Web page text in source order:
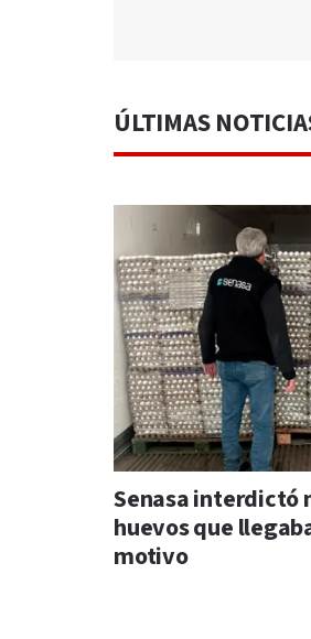
ÚLTIMAS
Senasa interdictó
huevos que
motivo